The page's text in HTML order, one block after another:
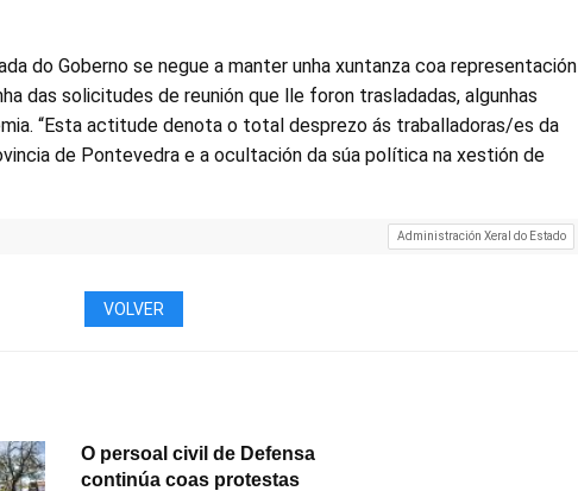
do Goberno se negue a manter unha xuntanza coa representación
das solicitudes de reunión que lle foron trasladadas, algunhas
“Esta actitude denota o total desprezo ás traballadoras/es da
de Pontevedra e a ocultación da súa política na xestión de
Administración Xeral do Estado
VOLVER
O persoal civil de Defensa
continúa coas protestas